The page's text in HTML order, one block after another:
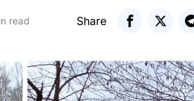
read Share